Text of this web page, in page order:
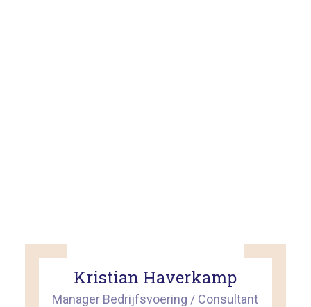
Kristian Haverkamp
Manager Bedrijfsvoering / Consultant